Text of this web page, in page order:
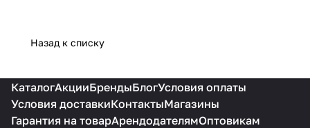
Назад к списку
КаталогАкцииБрендыБлогУсловия оплаты
Условия доставкиКонтактыМагазины
Гарантия на товарАрендодателямОптовикам